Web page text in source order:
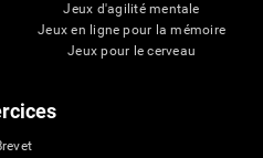
Jeux d'agilité mentale
Jeux en ligne pour la mémoire
Jeux pour le cerveau